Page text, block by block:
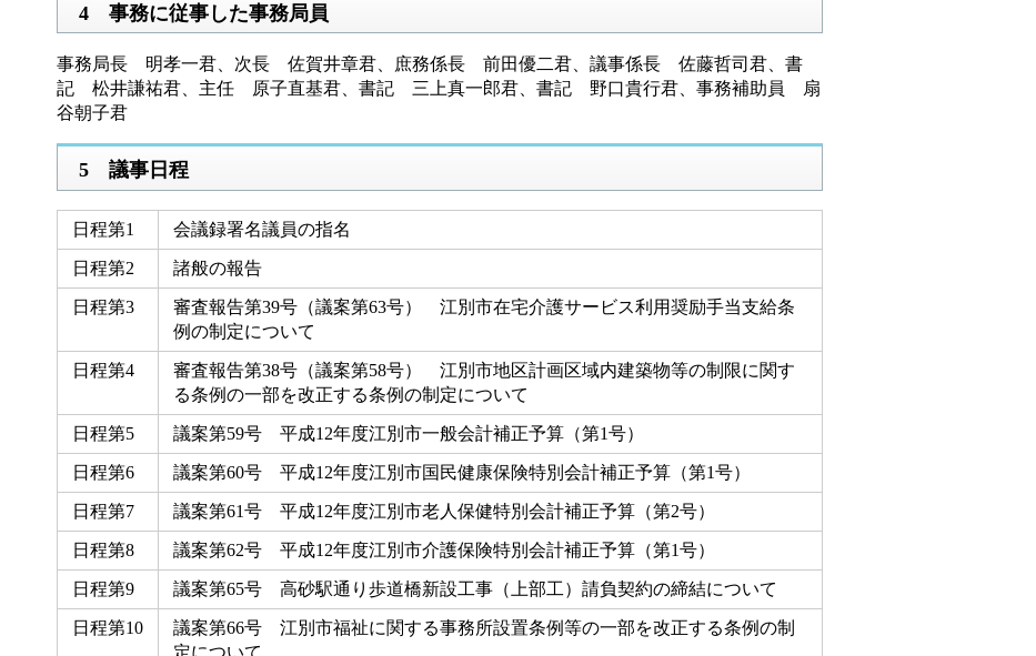
4 事務に従事した事務局員
事務局長 明孝一君、次長 佐賀井章君、庶務係長 前田優二君、議事係長 佐藤哲司君、書
記 松井謙祐君、主任 原子直基君、書記 三上真一郎君、書記 野口貴行君、事務補助員 扇
谷朝子君
5 議事日程
日程第1 会議録署名議員の指名
日程第2 諸般の報告
日程第3
審査報告第39号（議案第63号） 江別市在宅介護サービス利用奨励手当支給条
例の制定について
日程第4
審査報告第38号（議案第58号） 江別市地区計画区域内建築物等の制限に関す
る条例の一部を改正する条例の制定について
日程第5 議案第59号 平成12年度江別市一般会計補正予算（第1号）
日程第6 議案第60号 平成12年度江別市国民健康保険特別会計補正予算（第1号）
日程第7 議案第61号 平成12年度江別市老人保健特別会計補正予算（第2号）
日程第8 議案第62号 平成12年度江別市介護保険特別会計補正予算（第1号）
日程第9 議案第65号 高砂駅通り歩道橋新設工事（上部工）請負契約の締結について
日程第10
議案第66号 江別市福祉に関する事務所設置条例等の一部を改正する条例の制